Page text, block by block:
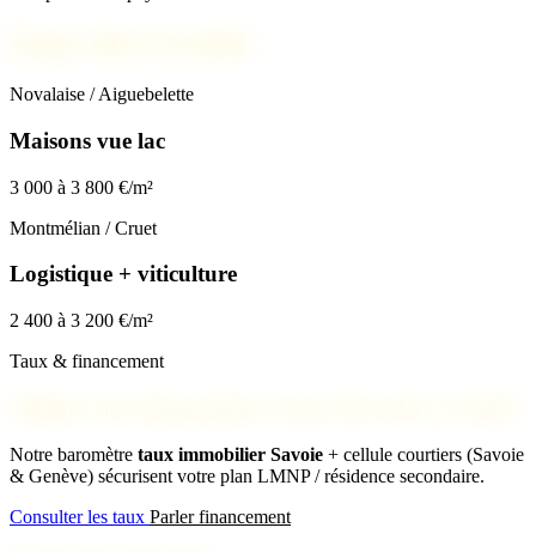
Novalaise / Aiguebelette
Maisons vue lac
3 000 à 3 800 €/m²
Montmélian / Cruet
Logistique + viticulture
2 400 à 3 200 €/m²
Taux & financement
Notre baromètre taux immobilier Savoie + cellule courtiers (Savoie
& Genève) sécurisent votre plan LMNP / résidence secondaire.
Consulter les taux Parler financement